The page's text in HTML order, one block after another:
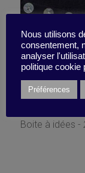
Fuyez
Boite à idées -
Nous utilisons
consentement,
analyser
politique cookie
Préférences